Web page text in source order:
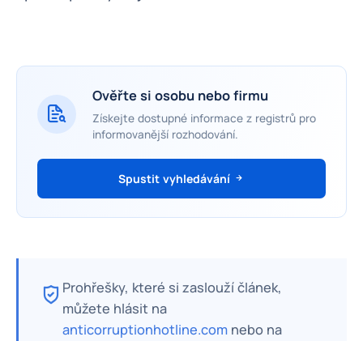
Ověřte si osobu nebo firmu
Získejte dostupné informace z registrů pro
informovanější rozhodování.
Spustit vyhledávání
Prohřešky, které si zaslouží článek,
můžete hlásit na
anticorruptionhotline.com nebo na